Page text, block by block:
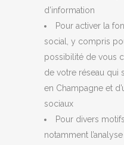
d’information
Pour activer la
social, y compris
possibilité de vous
de votre réseau qui
en Champagne et
sociaux
Pour divers
notamment